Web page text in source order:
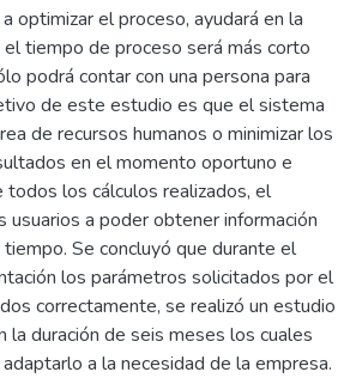
optimizar el proceso, ayudará en la
tiempo de proceso será más corto
podrá contar con una persona para
de este estudio es que el sistema
de recursos humanos o minimizar los
en el momento oportuno e
todos los cálculos realizados, el
usuarios a poder obtener información
Se concluyó que durante el
los parámetros solicitados por el
correctamente, se realizó un estudio
la duración de seis meses los cuales
a la necesidad de la empresa.